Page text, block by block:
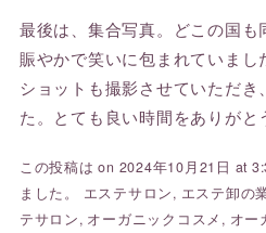
最後は、集合写真。どこの国も
賑やかで笑いに包まれていまし
ショットも撮影させていただき
た。とても良い時間をありがと
この投稿は on 2024年10月21日 at
ました。 エステサロン, エステ卸の
テサロン, オーガニックコスメ , オー